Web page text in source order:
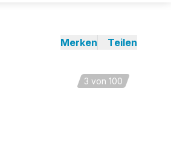
Merken Teilen
3 von 100